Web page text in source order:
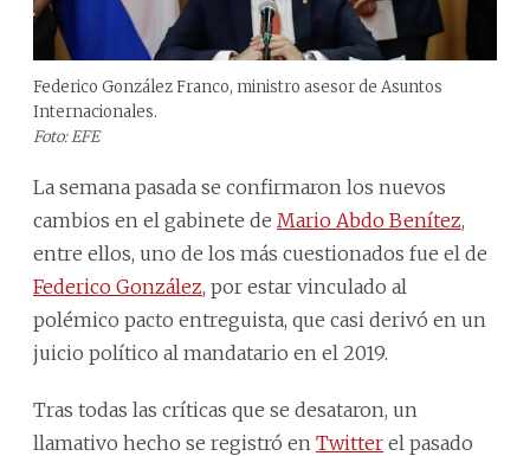
Federico González Franco, ministro asesor de Asuntos
Internacionales.
Foto: EFE
La semana pasada se confirmaron los nuevos
cambios en el gabinete de Mario Abdo Benítez,
entre ellos, uno de los más cuestionados fue el de
Federico González, por estar vinculado al
polémico pacto entreguista, que casi derivó en un
juicio político al mandatario en el 2019.
Tras todas las críticas que se desataron, un
llamativo hecho se registró en Twitter el pasado